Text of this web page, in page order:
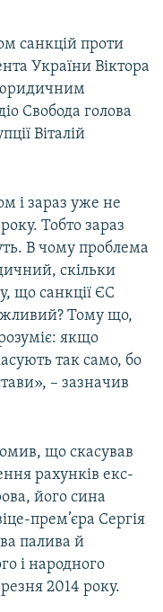
санкцій проти
України Віктора
юридичним
Свобода голова
Віталій
і зараз уже не
Тобто зараз
В чому проблема
скільки
що санкції ЄС
Тому що,
якщо
так само, бо
– зазначив
що скасував
рахунків екс-
його сина
прем’єра Сергія
палива й
і народного
2014 року.